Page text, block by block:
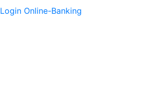
Login Online-Banking